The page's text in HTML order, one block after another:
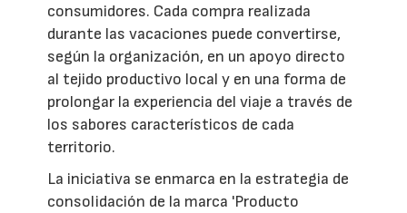
consumidores. Cada compra realizada
durante las vacaciones puede convertirse,
según la organización, en un apoyo directo
al tejido productivo local y en una forma de
prolongar la experiencia del viaje a través de
los sabores característicos de cada
territorio.
La iniciativa se enmarca en la estrategia de
consolidación de la marca 'Producto